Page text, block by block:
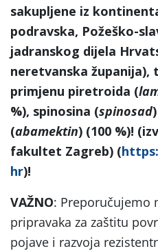
sakupljene iz
podravska, Požeško-
jadranskog dijela
neretvanska županija),
primjenu piretroida (
%), spinosina (spinosad
(abamektin) (100 %)!
fakultet Zagreb) (
hr)!
VAŽNO: Preporučujemo
pripravaka za zaštitu
pojave i razvoja